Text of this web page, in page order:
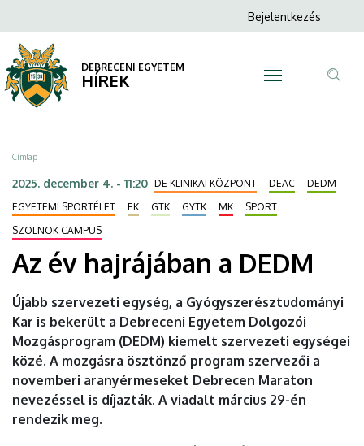
év
hajrájában
DEDM
DEBRECENI
EGYETEM
a
tartalomra
Anonim
menüje
Bejelentkezés
DEBRECENI EGYETEM
HÍREK
Morzsa
Címlap
2025. december 4. - 11:20 DE KLINIKAI KÖZPONT DEAC
DEDM
EGYETEMI SPORTÉLET
EK GTK GYTK MK
SPORT
SZOLNOK CAMPUS
Az év hajrájában a DEDM
Újabb szervezeti egység, a Gyógyszerésztudományi
Kar is bekerült a Debreceni Egyetem Dolgozói
Mozgásprogram (DEDM) kiemelt szervezeti egységei
közé. A mozgásra ösztönző program szervezői a
novemberi aranyérmeseket Debrecen Maraton
nevezéssel is díjazták. A viadalt március 29-én
rendezik meg.